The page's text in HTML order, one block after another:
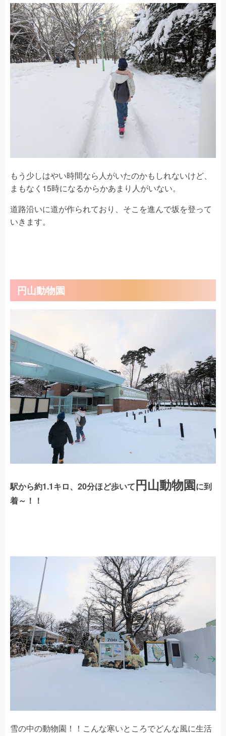
もう少しはやい時間なら人がいたのかもしれないけど、
まもなく15時になるからかあまり人がいない。
道路沿いに道が作られており、そこを進んで坂を登って
いきます。
円山動物園
駅から約1.1キロ、20分ほど歩いて円山動物園に到
着～！！
雪の中の動物園！！こんな寒いところでどんな風に生活